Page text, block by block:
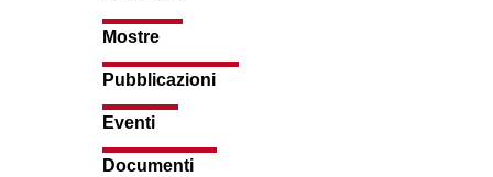
Mostre
Pubblicazioni
Eventi
Documenti